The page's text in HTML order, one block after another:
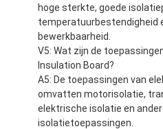
hoge sterkte, goede
temperatuurbestendigheid
bewerkbaarheid.
V5: Wat zijn de
Insulation Board?
A5: De toepassingen van
omvatten motorisolatie,
elektrische isolatie en
isolatietoepassingen.